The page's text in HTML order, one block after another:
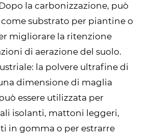
la carbonizzazione, può
substrato per piantine o
migliorare la ritenzione
di aerazione del suolo.
la polvere ultrafine di
dimensione di maglia
essere utilizzata per
isolanti, mattoni leggeri,
in gomma o per estrarre